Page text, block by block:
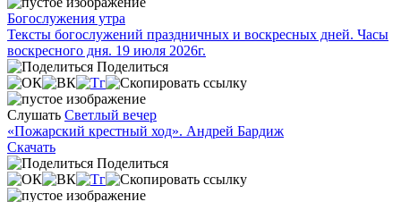
Богослужения утра
Тексты богослужений праздничных и воскресных дней. Часы
воскресного дня. 19 июля 2026г.
Поделиться
Слушать Светлый вечер
«Пожарский крестный ход». Андрей Бардиж
Скачать
Поделиться